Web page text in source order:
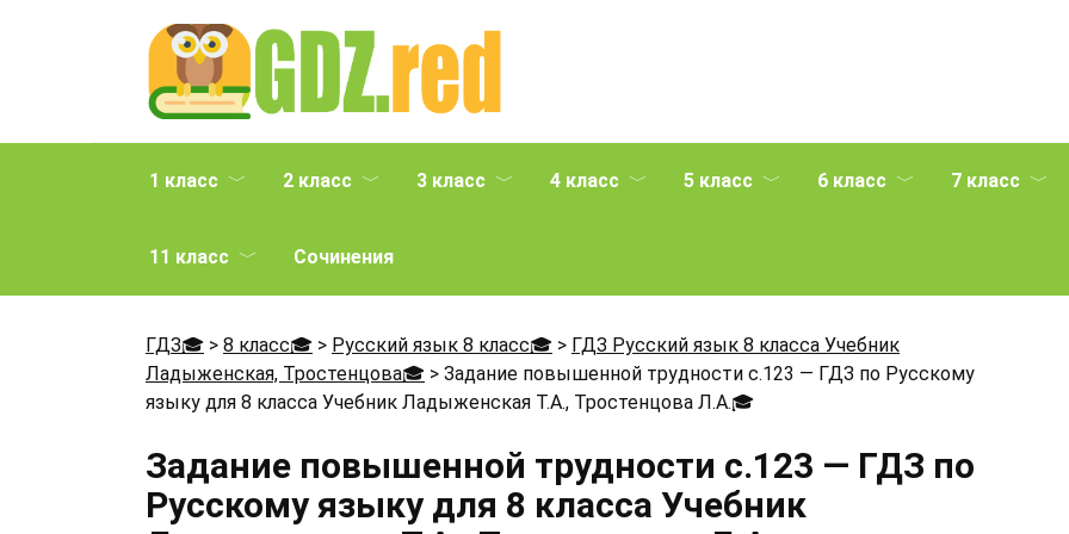
1 класс 2 класс 3 класс 4 класс 5 класс 6 класс 7 класс
11 класс Сочинения
ГДЗ🎓 > 8 класс🎓 > Русский язык 8 класс🎓 > ГДЗ Русский язык 8 класса Учебник
Ладыженская, Тростенцова🎓 > Задание повышенной трудности с.123 — ГДЗ по Русскому
языку для 8 класса Учебник Ладыженская Т.А., Тростенцова Л.А.🎓
Задание повышенной трудности с.123 — ГДЗ по
Русскому языку для 8 класса Учебник